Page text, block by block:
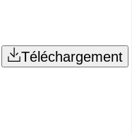
Téléchargement